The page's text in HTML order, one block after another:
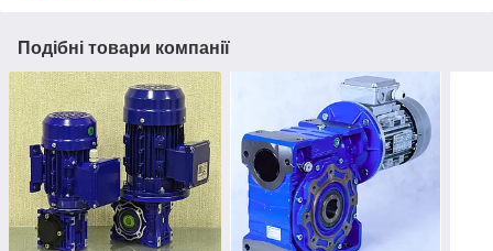
Подібні товари компанії